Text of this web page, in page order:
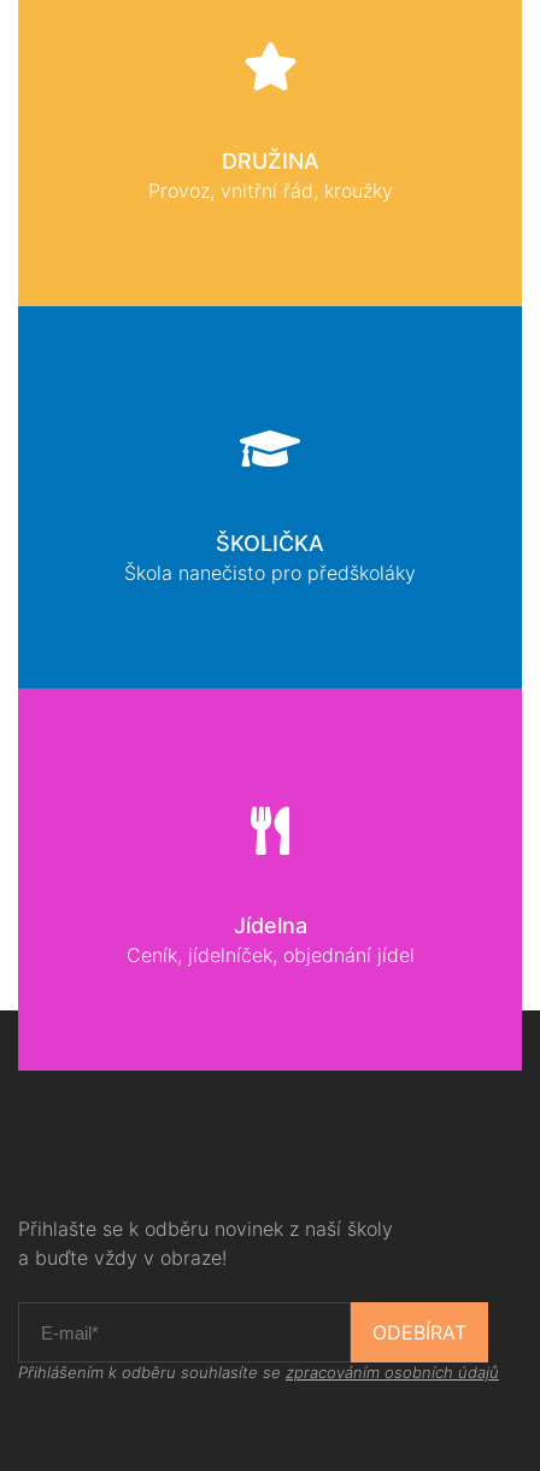
DRUŽINA
Provoz, vnitřní řád, kroužky
ŠKOLIČKA
Škola nanečisto pro předškoláky
Jídelna
Ceník, jídelníček, objednání jídel
Přihlašte se k odběru novinek z naší školy
a buďte vždy v obraze!
ODEBÍRAT
Přihlášením k odběru souhlasíte se zpracováním osobních údajů